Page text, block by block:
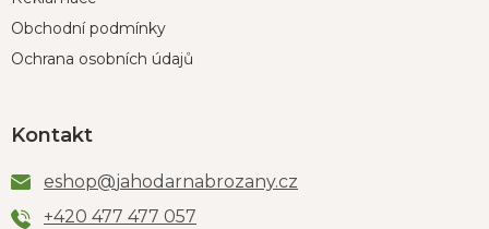
Obchodní podmínky
Ochrana osobních údajů
Kontakt
eshop@jahodarnabrozany.cz
+420 477 477 057